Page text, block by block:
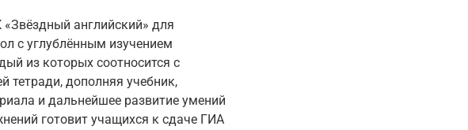
английский» для
с углублённым изучением
из которых соотносится с
тетради, дополняя учебник,
и дальнейшее развитие умений
готовит учащихся к сдаче ГИА